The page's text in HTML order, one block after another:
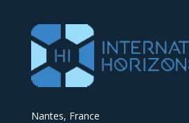
Nantes, France